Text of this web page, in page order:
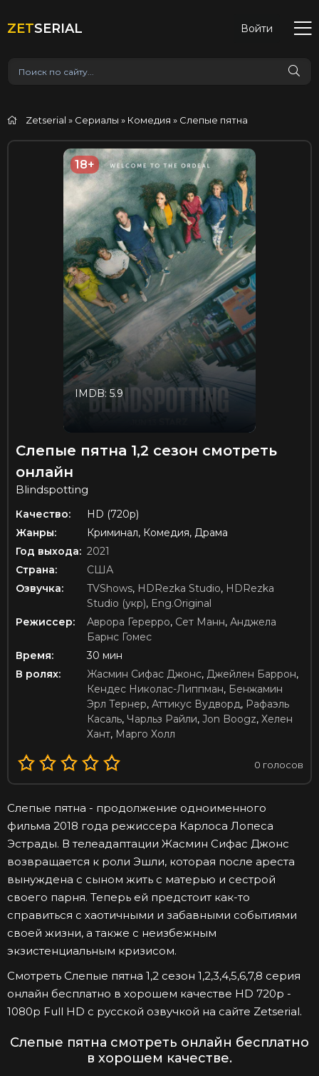
ZETSERIAL Войти
Zetserial » Сериалы » Комедия » Слепые пятна
18+
IMDB: 5.9
Слепые пятна 1,2 сезон смотреть
онлайн
Blindspotting
Качество:
HD (720p)
Жанры:
Криминал, Комедия, Драма
Год выхода: 2021
Страна:
США
Озвучка:
TVShows, HDRezka Studio, HDRezka
Studio (укр), Eng.Original
Режиссер:
Аврора Герерро, Сет Манн, Анджела
Барнс Гомес
Время:
30 мин
В ролях:
Жасмин Сифас Джонс, Джейлен Баррон,
Кендес Николас-Липпман, Бенжамин
Эрл Тернер, Аттикус Вудворд, Рафаэль
Касаль, Чарльз Райли, Jon Boogz, Хелен
Хант, Марго Холл
0 голосов
Слепые пятна - продолжение одноименного
фильма 2018 года режиссера Карлоса Лопеса
Эстрады. В телеадаптации Жасмин Сифас Джонс
возвращается к роли Эшли, которая после ареста
вынуждена с сыном жить с матерью и сестрой
своего парня. Теперь ей предстоит как-то
справиться с хаотичными и забавными событиями
своей жизни, а также с неизбежным
экзистенциальным кризисом.
Смотреть Слепые пятна 1,2 сезон 1,2,3,4,5,6,7,8 серия
онлайн бесплатно в хорошем качестве HD 720p -
1080p Full HD с русской озвучкой на сайте Zetserial.
Слепые пятна смотреть онлайн бесплатно
в хорошем качестве.